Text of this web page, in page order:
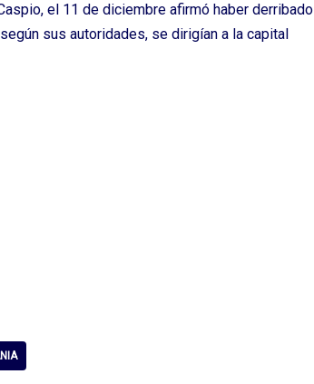
el 11 de diciembre afirmó haber derribado
sus autoridades, se dirigían a la capital